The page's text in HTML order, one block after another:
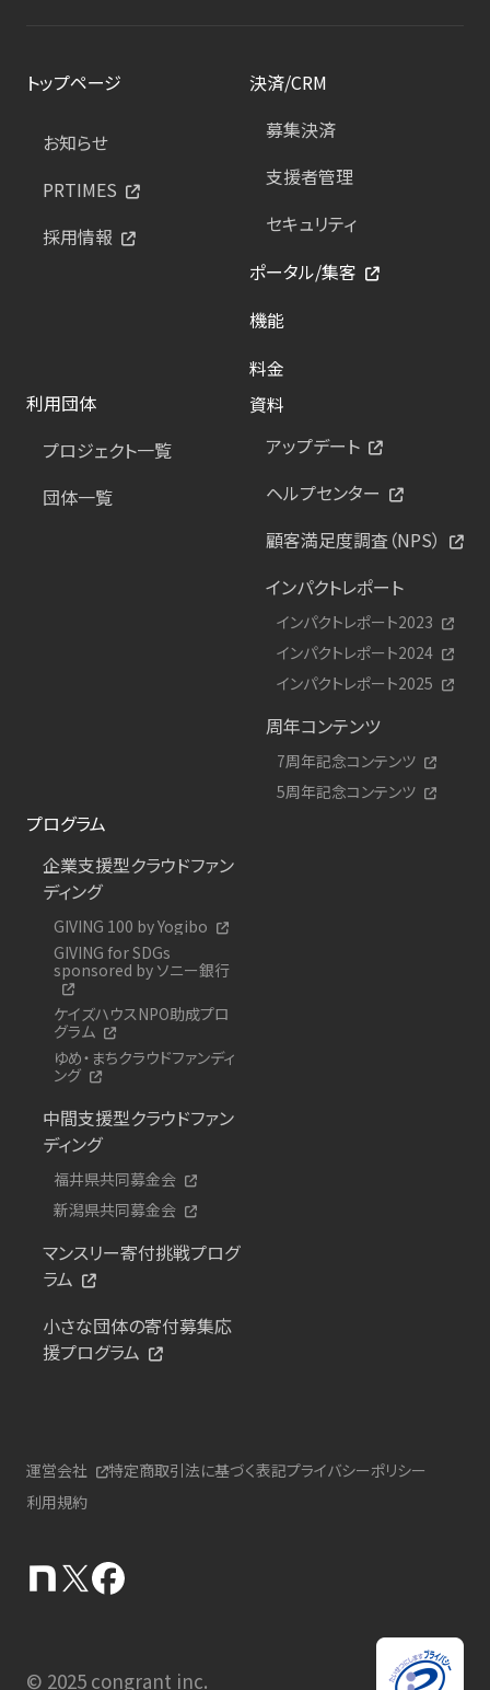
トップページ
お知らせ
PRTIMES
採用情報
決済/CRM
募集決済
支援者管理
セキュリティ
ポータル/集客
機能
料金
利用団体
プロジェクト一覧
団体一覧
資料
アップデート
ヘルプセンター
顧客満足度調査（NPS）
インパクトレポート
インパクトレポート2023
インパクトレポート2024
インパクトレポート2025
周年コンテンツ
7周年記念コンテンツ
5周年記念コンテンツ
プログラム
企業支援型クラウドファン
ディング
GIVING 100 by Yogibo
GIVING for SDGs
sponsored by ソニー銀行
ケイズハウスNPO助成プロ
グラム
ゆめ・まちクラウドファンディ
ング
中間支援型クラウドファン
ディング
福井県共同募金会
新潟県共同募金会
マンスリー寄付挑戦プログ
ラム
小さな団体の寄付募集応
援プログラム
運営会社 特定商取引法に基づく表記プライバシーポリシー
利用規約
© 2025 congrant inc.